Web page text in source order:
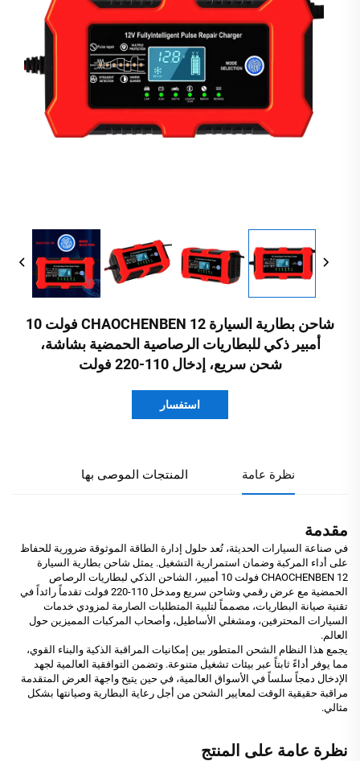
شاحن بطارية السيارة CHAOCHENBEN 12 فولت 10
أمبير ذكي للبطاريات الرصاصية الحمضية بشاشة،
شحن سريع، إدخال 110-220 فولت
استفسار
نظرة عامة المنتجات الموصى بها
مقدمة
في صناعة السيارات الحديثة، تُعد حلول إدارة الطاقة الموثوقة ضرورية للحفاظ
على أداء المركبة وضمان استمرارية التشغيل. يمثل شاحن بطارية السيارة
CHAOCHENBEN 12 فولت 10 أمبير، الشاحن الذكي لبطاريات الرصاص
الحمضية مع عرض رقمي وشاحن سريع ومدخل 110-220 فولت تقدماً رائداً في
تقنية صيانة البطاريات، مصمماً لتلبية المتطلبات الصارمة لمزودي خدمات
السيارات المحترفين، ومشغلي الأساطيل، وأصحاب المركبات المميزين حول
العالم.
يجمع هذا النظام الشحن المتطور بين إمكانيات المراقبة الذكية والبناء القوي،
مما يوفر أداءً ثابتاً عبر بيئات تشغيل متنوعة. وتضمن التوافقية العالمية لجهد
الإدخال دمجاً سلساً في الأسواق العالمية، في حين يتيح واجهة العرض المتقدمة
مراقبة حقيقية الوقت لمعايير الشحن من أجل رعاية البطارية وصيانتها بشكل
مثالي.
نظرة عامة على المنتج